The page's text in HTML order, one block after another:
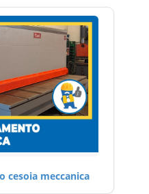
cesoia meccanica